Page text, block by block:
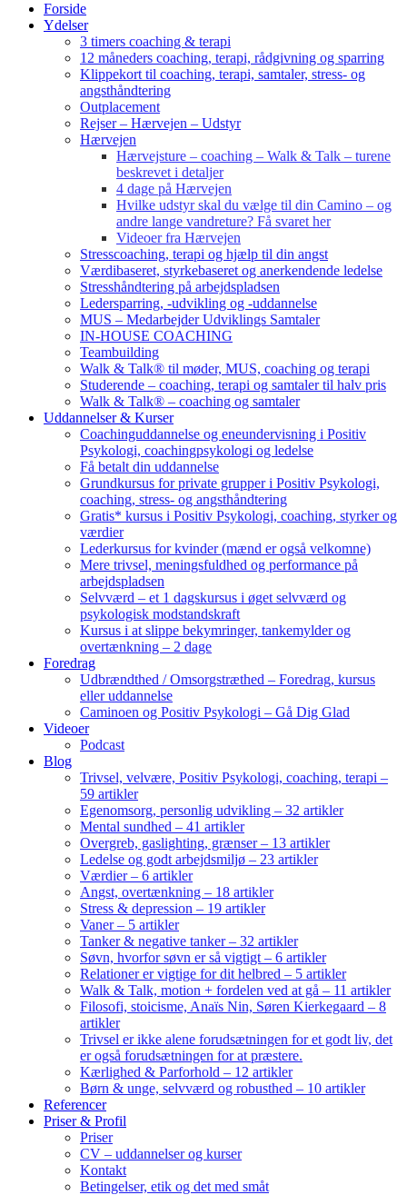
Forside
Ydelser
3 timers coaching & terapi
12 måneders coaching, terapi, rådgivning og sparring
Klippekort til coaching, terapi, samtaler, stress- og
angsthåndtering
Outplacement
Rejser – Hærvejen – Udstyr
Hærvejen
Hærvejsture – coaching – Walk & Talk – turene
beskrevet i detaljer
4 dage på Hærvejen
Hvilke udstyr skal du vælge til din Camino – og
andre lange vandreture? Få svaret her
Videoer fra Hærvejen
Stresscoaching, terapi og hjælp til din angst
Værdibaseret, styrkebaseret og anerkendende ledelse
Stresshåndtering på arbejdspladsen
Ledersparring, -udvikling og -uddannelse
MUS – Medarbejder Udviklings Samtaler
IN-HOUSE COACHING
Teambuilding
Walk & Talk® til møder, MUS, coaching og terapi
Studerende – coaching, terapi og samtaler til halv pris
Walk & Talk® – coaching og samtaler
Uddannelser & Kurser
Coachinguddannelse og eneundervisning i Positiv
Psykologi, coachingpsykologi og ledelse
Få betalt din uddannelse
Grundkursus for private grupper i Positiv Psykologi,
coaching, stress- og angsthåndtering
Gratis* kursus i Positiv Psykologi, coaching, styrker og
værdier
Lederkursus for kvinder (mænd er også velkomne)
Mere trivsel, meningsfuldhed og performance på
arbejdspladsen
Selvværd – et 1 dagskursus i øget selvværd og
psykologisk modstandskraft
Kursus i at slippe bekymringer, tankemylder og
overtænkning – 2 dage
Foredrag
Udbrændthed / Omsorgstræthed – Foredrag, kursus
eller uddannelse
Caminoen og Positiv Psykologi – Gå Dig Glad
Videoer
Podcast
Blog
Trivsel, velvære, Positiv Psykologi, coaching, terapi –
59 artikler
Egenomsorg, personlig udvikling – 32 artikler
Mental sundhed – 41 artikler
Overgreb, gaslighting, grænser – 13 artikler
Ledelse og godt arbejdsmiljø – 23 artikler
Værdier – 6 artikler
Angst, overtænkning – 18 artikler
Stress & depression – 19 artikler
Vaner – 5 artikler
Tanker & negative tanker – 32 artikler
Søvn, hvorfor søvn er så vigtigt – 6 artikler
Relationer er vigtige for dit helbred – 5 artikler
Walk & Talk, motion + fordelen ved at gå – 11 artikler
Filosofi, stoicisme, Anaïs Nin, Søren Kierkegaard – 8
artikler
Trivsel er ikke alene forudsætningen for et godt liv, det
er også forudsætningen for at præstere.
Kærlighed & Parforhold – 12 artikler
Børn & unge, selvværd og robusthed – 10 artikler
Referencer
Priser & Profil
Priser
CV – uddannelser og kurser
Kontakt
Betingelser, etik og det med småt